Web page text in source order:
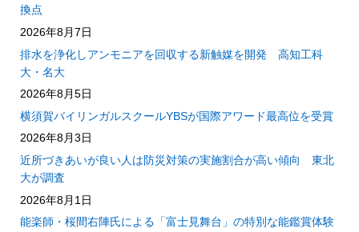
換点
2026年8月7日
排水を浄化しアンモニアを回収する新触媒を開発 高知工科
大・名大
2026年8月5日
横須賀バイリンガルスクールYBSが国際アワード最高位を受賞
2026年8月3日
近所づきあいが良い人は防災対策の実施割合が高い傾向 東北
大が調査
2026年8月1日
能楽師・桜間右陣氏による「富士見舞台」の特別な能鑑賞体験